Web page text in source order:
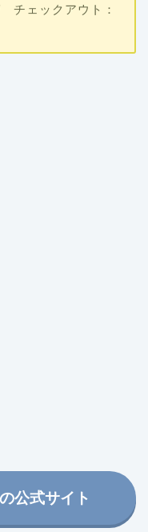
ェックアウト：
公式サイト